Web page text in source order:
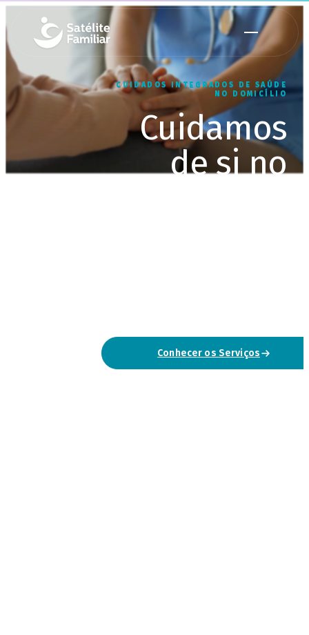
CUIDADOS INTEGRADOS DE SAÚDE
NO DOMICÍLIO
Cuidamos
de si no
Conhecer os Serviços